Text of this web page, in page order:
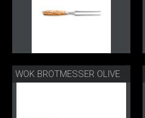
WOK BROTMESSER OLIVE